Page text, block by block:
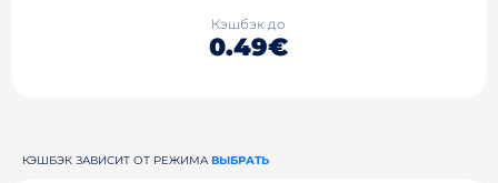
Кэшбэк до
0.49€
КЭШБЭК ЗАВИСИТ ОТ РЕЖИМА ВЫБРАТЬ